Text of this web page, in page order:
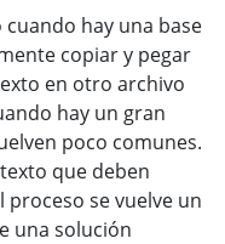
hay una base
copiar y pegar
en otro archivo
hay un gran
poco comunes.
que deben
se vuelve un
una solución